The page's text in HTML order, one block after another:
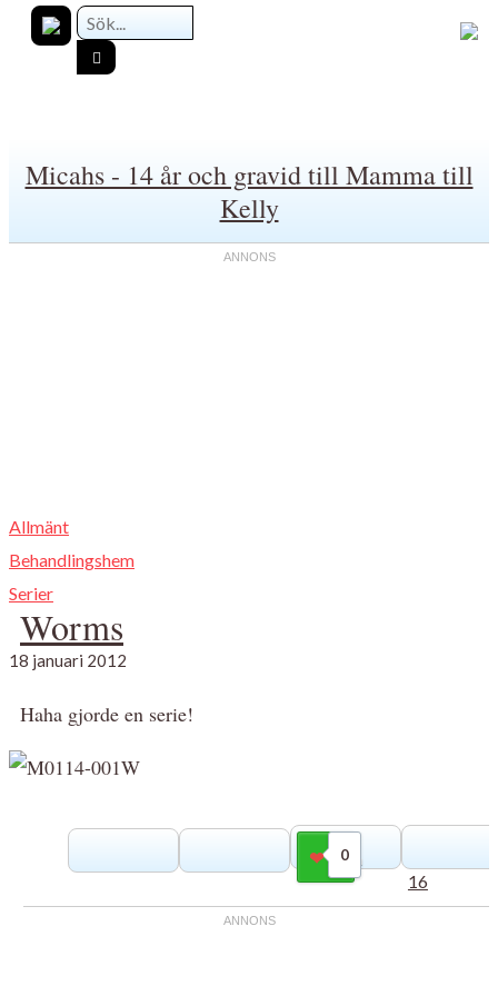
Micahs - 14 år och gravid till Mamma till
Kelly
Allmänt
Behandlingshem
Serier
Worms
18 januari 2012
Haha gjorde en serie!
0
Gilla
16